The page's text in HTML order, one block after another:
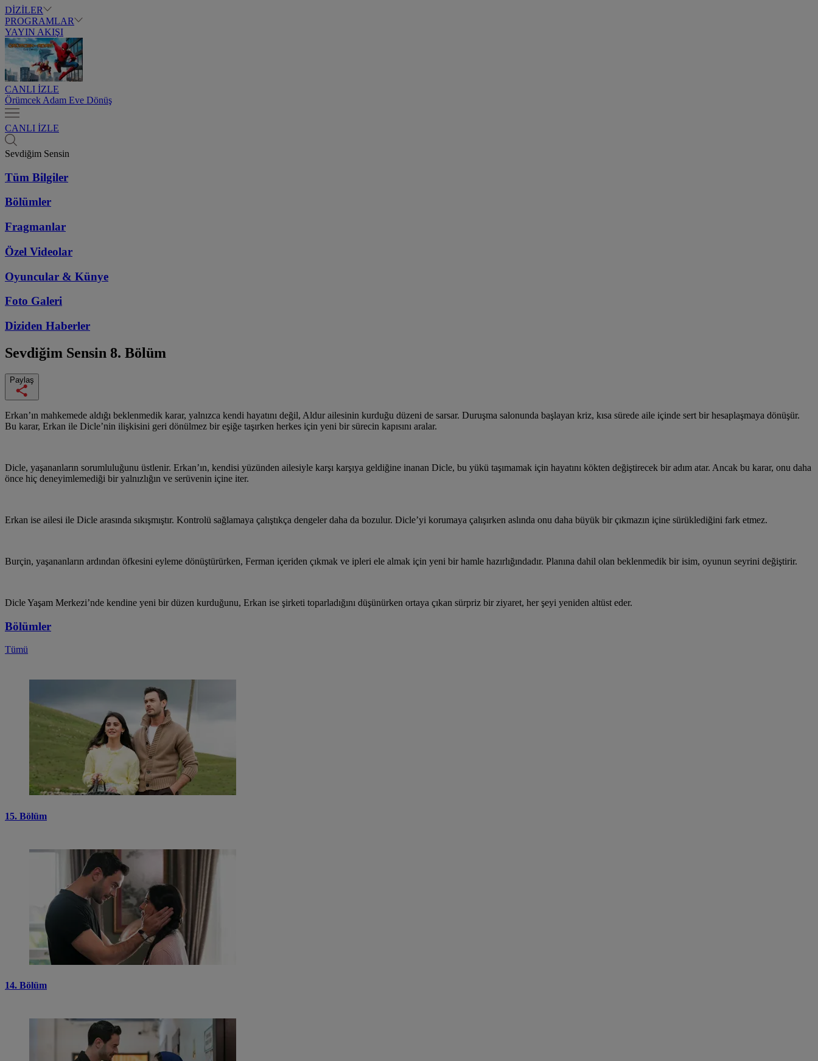
DİZİLER
PROGRAMLAR
YAYIN AKIŞI
CANLI İZLE
Örümcek Adam Eve Dönüş
CANLI İZLE
Sevdiğim Sensin
Tüm Bilgiler
Bölümler
Fragmanlar
Özel Videolar
Oyuncular & Künye
Foto Galeri
Diziden Haberler
Sevdiğim Sensin 8. Bölüm
Paylaş
Erkan’ın mahkemede aldığı beklenmedik karar, yalnızca kendi hayatını değil, Aldur ailesinin kurduğu düzeni de sarsar. Duruşma salonunda başlayan kriz, kısa sürede aile içinde sert bir hesaplaşmaya dönüşür.
Bu karar, Erkan ile Dicle’nin ilişkisini geri dönülmez bir eşiğe taşırken herkes için yeni bir sürecin kapısını aralar.
Dicle, yaşananların sorumluluğunu üstlenir. Erkan’ın, kendisi yüzünden ailesiyle karşı karşıya geldiğine inanan Dicle, bu yükü taşımamak için hayatını kökten değiştirecek bir adım atar. Ancak bu karar, onu daha
önce hiç deneyimlemediği bir yalnızlığın ve serüvenin içine iter.
Erkan ise ailesi ile Dicle arasında sıkışmıştır. Kontrolü sağlamaya çalıştıkça dengeler daha da bozulur. Dicle’yi korumaya çalışırken aslında onu daha büyük bir çıkmazın içine sürüklediğini fark etmez.
Burçin, yaşananların ardından öfkesini eyleme dönüştürürken, Ferman içeriden çıkmak ve ipleri ele almak için yeni bir hamle hazırlığındadır. Planına dahil olan beklenmedik bir isim, oyunun seyrini değiştirir.
Dicle Yaşam Merkezi’nde kendine yeni bir düzen kurduğunu, Erkan ise şirketi toparladığını düşünürken ortaya çıkan sürpriz bir ziyaret, her şeyi yeniden altüst eder.
Bölümler
Tümü
15. Bölüm
14. Bölüm